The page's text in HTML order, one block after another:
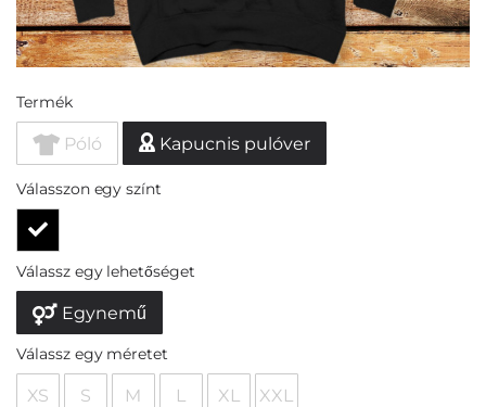
Termék
Póló Kapucnis pulóver
Válasszon egy színt
Válassz egy lehetőséget
Egynemű
Válassz egy méretet
XS S M L XL XXL